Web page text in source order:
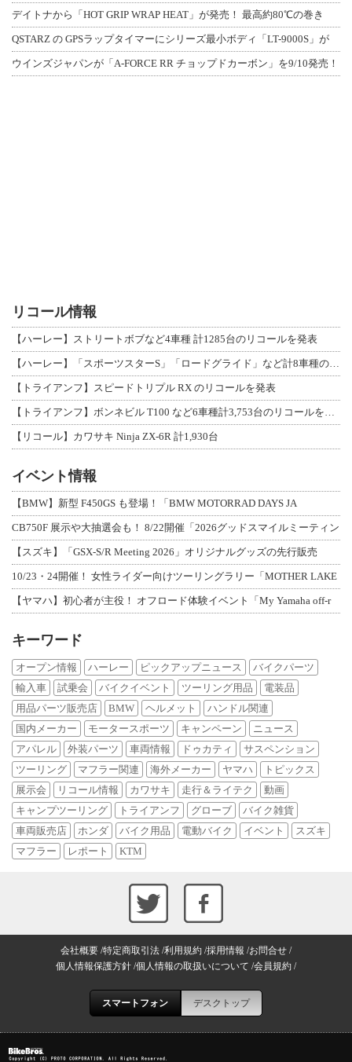
デイトナから「HOT GRIP WRAP HEAT」が発売！ 最高約80℃の巻き
QSTARZ の GPSラップタイマーにシリーズ最小ボディ「LT-9000S」が
ウインズジャパンが「A-FORCE RR チョップドカーボン」を9/10発売！
リコール情報
【ハーレー】ストリートボブなど4車種 計1285台のリコールを発表
【トライアンフ】スピードトリプル RX のリコールを発表
【リコール】カワサキ Ninja ZX-6R 計1,930台
イベント情報
【BMW】新型 F450GS も登場！「BMW MOTORRAD DAYS JA
CB750F 展示や大抽選会も！ 8/22開催「2026グッドスマイルミーティン
【スズキ】「GSX-S/R Meeting 2026」オリジナルグッズの先行販売
10/23・24開催！ 女性ライダー向けツーリングラリー「MOTHER LAKE
【ヤマハ】初心者が主役！ オフロード体験イベント「My Yamaha off-r
キーワード
オープン情報 ハーレー ピックアップニュース
バイクパーツ
輸入車
試乗会 バイクイベント ツーリング用品
電装品
用品パーツ販売店
BMW ヘルメット
ハンドル関連
国内メーカー
モータースポーツ キャンペーン
ニュース
アパレル
外装パーツ 車両情報 ドゥカティ
サスペンション
ツーリング
マフラー関連 海外メーカー ヤマハ
トピックス
展示会
リコール情報 カワサキ 走行＆ライテク
動画
キャンプツーリング
トライアンフ グローブ
バイク雑貨
車両販売店
ホンダ バイク用品 電動バイク イベント
スズキ
マフラー
レポート KTM
会社概要 特定商取引法 利用規約 採用情報 お問合せ
個人情報保護方針 個人情報の取扱いについて 会員規約
スマートフォン デスクトップ